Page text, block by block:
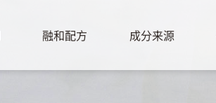
融和配方 成分来源